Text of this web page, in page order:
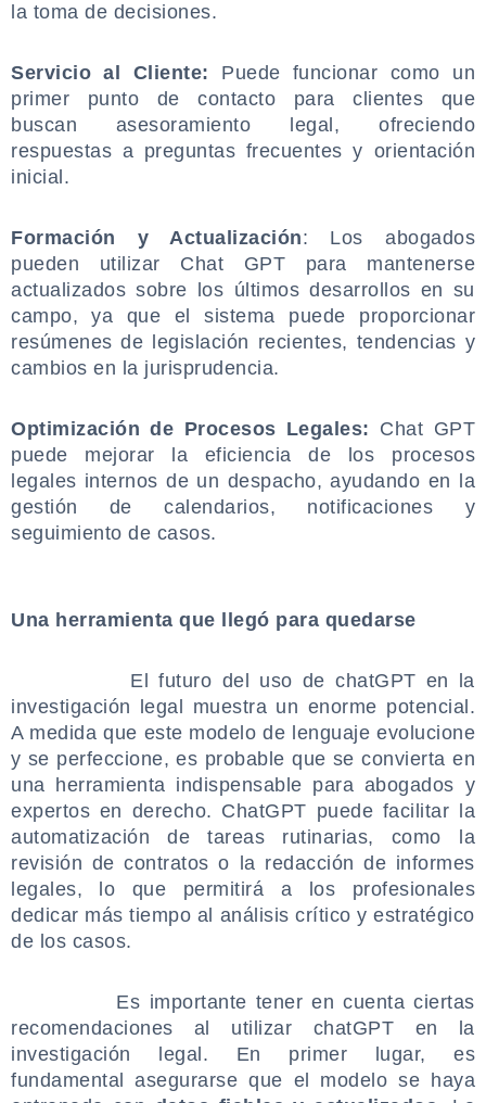
la toma de decisiones.
Servicio al Cliente: Puede funcionar como un
primer punto de contacto para clientes que
buscan asesoramiento legal, ofreciendo
respuestas a preguntas frecuentes y orientación
inicial.
Formación y Actualización: Los abogados
pueden utilizar Chat GPT para mantenerse
actualizados sobre los últimos desarrollos en su
campo, ya que el sistema puede proporcionar
resúmenes de legislación recientes, tendencias y
cambios en la jurisprudencia.
Optimización de Procesos Legales: Chat GPT
puede mejorar la eficiencia de los procesos
legales internos de un despacho, ayudando en la
gestión de calendarios, notificaciones y
seguimiento de casos.
Una herramienta que llegó para quedarse
El futuro del uso de chatGPT en la
investigación legal muestra un enorme potencial.
A medida que este modelo de lenguaje evolucione
y se perfeccione, es probable que se convierta en
una herramienta indispensable para abogados y
expertos en derecho. ChatGPT puede facilitar la
automatización de tareas rutinarias, como la
revisión de contratos o la redacción de informes
legales, lo que permitirá a los profesionales
dedicar más tiempo al análisis crítico y estratégico
de los casos.
Es importante tener en cuenta ciertas
recomendaciones al utilizar chatGPT en la
investigación legal. En primer lugar, es
fundamental asegurarse que el modelo se haya